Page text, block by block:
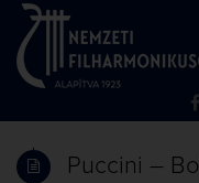
Puccini –